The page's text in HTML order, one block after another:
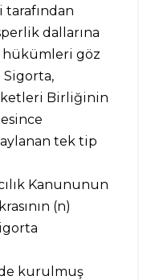
tarafından
dallarına
hükümleri göz
Birliğinin
tek tip
Kanununun
(n)
kurulmuş